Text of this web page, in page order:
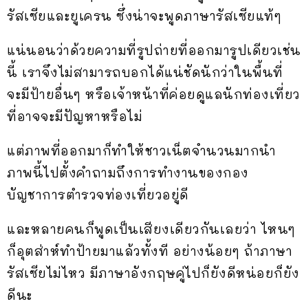
รัสเซียและยูเครน ซึ่งน่าจะพูดภาษารัสเซียแท้ๆ
แน่นอนว่าด้วยความที่รูปถ่ายที่ออกมารูปเดียวเช่น
นี้ เราจึงไม่สามารถบอกได้แน่ชัดนักว่าในพื้นที่
จะมีป้ายอื่นๆ หรือเจ้าหน้าที่ค่อยดูแลนักท่องเที่ยว
ที่อาจจะมีปัญหาหรือไม่
แต่ภาพที่ออกมาก็ทำให้ชาวเน็ตจำนวนมากนำ
ภาพนี้ไปตั้งคำถามถึงการทำงานของกอง
บัญชาการตำรวจท่องเที่ยวอยู่ดี
และหลายคนก็พูดเป็นเสียงเดียวกันเลยว่า ไหนๆ
ก็อุตส่าห์ทำป้ายมาแล้วทั้งที อย่างน้อยๆ ถ้าภาษา
รัสเซียไม่ไหว มีภาษาอังกฤษคู่ไปก็ยังดีหน่อยก็ยัง
ดีนะ